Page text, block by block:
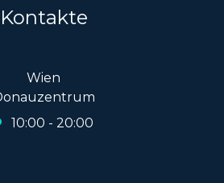
Kontakte
Wien
10:00 - 20:00